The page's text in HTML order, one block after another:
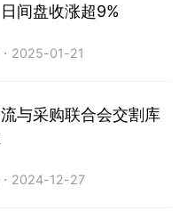
日间盘收涨超9%
・ 2025-01-21
与采购联合会交割库
・ 2024-12-27